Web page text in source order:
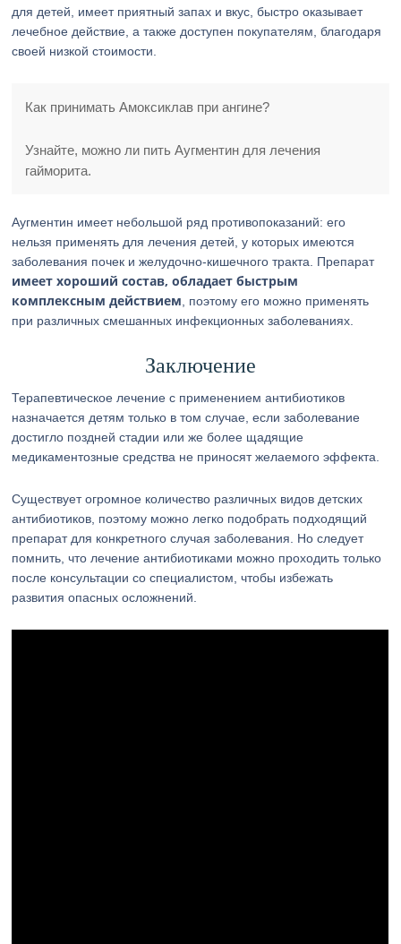
для детей, имеет приятный запах и вкус, быстро оказывает
лечебное действие, а также доступен покупателям, благодаря
своей низкой стоимости.
Как принимать Амоксиклав при ангине?
Узнайте, можно ли пить Аугментин для лечения
гайморита.
Аугментин имеет небольшой ряд противопоказаний: его
нельзя применять для лечения детей, у которых имеются
заболевания почек и желудочно-кишечного тракта. Препарат
имеет хороший состав, обладает быстрым
комплексным действием , поэтому его можно применять
при различных смешанных инфекционных заболеваниях.
Заключение
Терапевтическое лечение с применением антибиотиков
назначается детям только в том случае, если заболевание
достигло поздней стадии или же более щадящие
медикаментозные средства не приносят желаемого эффекта.
Существует огромное количество различных видов детских
антибиотиков, поэтому можно легко подобрать подходящий
препарат для конкретного случая заболевания. Но следует
помнить, что лечение антибиотиками можно проходить только
после консультации со специалистом, чтобы избежать
развития опасных осложнений.